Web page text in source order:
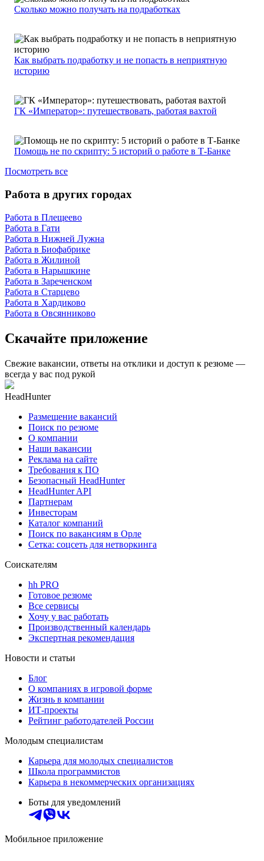
Сколько можно получать на подработках
Как выбрать подработку и не попасть в неприятную
историю
ГК «Император»: путешествовать, работая вахтой
Помощь не по скрипту: 5 историй о работе в Т-Банке
Посмотреть все
Работа в других городах
Работа в Плещеево
Работа в Гати
Работа в Нижней Лужна
Работа в Биофабрике
Работа в Жилиной
Работа в Нарышкине
Работа в Зареченском
Работа в Старцево
Работа в Хардиково
Работа в Овсянниково
Скачайте приложение
Свежие вакансии, ответы на отклики и доступ к резюме —
всегда у вас под рукой
HeadHunter
Размещение вакансий
Поиск по резюме
О компании
Наши вакансии
Реклама на сайте
Требования к ПО
Безопасный HeadHunter
HeadHunter API
Партнерам
Инвесторам
Каталог компаний
Поиск по вакансиям в Орле
Сетка: соцсеть для нетворкинга
Соискателям
hh PRO
Готовое резюме
Все сервисы
Хочу у вас работать
Производственный календарь
Экспертная рекомендация
Новости и статьи
Блог
О компаниях в игровой форме
Жизнь в компании
ИТ-проекты
Рейтинг работодателей России
Молодым специалистам
Карьера для молодых специалистов
Школа программистов
Карьера в некоммерческих организациях
Боты для уведомлений
Мобильное приложение